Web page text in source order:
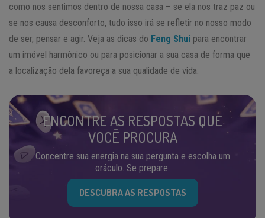
como nos sentimos dentro de nossa casa – se ela nos traz paz ou
se nos causa desconforto, tudo isso irá se refletir no nosso modo
de ser, pensar e agir. Veja as dicas do Feng Shui para encontrar
um imóvel harmônico ou para posicionar a sua casa de forma que
a localização dela favoreça a sua qualidade de vida.
ENCONTRE AS RESPOSTAS QUE
VOCÊ PROCURA
Concentre sua energia na sua pergunta e escolha um
oráculo. Se prepare.
DESCUBRA AS RESPOSTAS